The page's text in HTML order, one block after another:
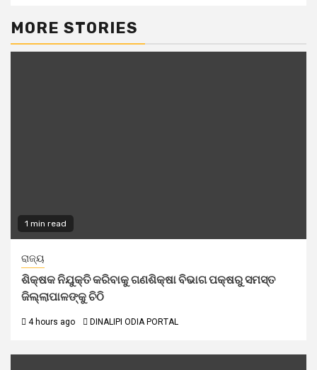
MORE STORIES
1 min read
ରାଜ୍ୟ
ଶିକ୍ଷକ ନିଯୁକ୍ତି କରିବାକୁ ଗଣଶିକ୍ଷା ବିଭାଗ ପକ୍ଷରୁ ସମସ୍ତ
ଜିଲ୍ଲାପାଳଙ୍କୁ ଚିଠି
4 hours ago DINALIPI ODIA PORTAL